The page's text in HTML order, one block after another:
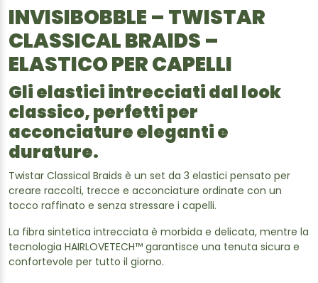
INVISIBOBBLE – TWISTAR
CLASSICAL BRAIDS –
ELASTICO PER CAPELLI
Gli elastici intrecciati dal look
classico, perfetti per
acconciature eleganti e
durature.
Twistar Classical Braids è un set da 3 elastici pensato per
creare raccolti, trecce e acconciature ordinate con un
tocco raffinato e senza stressare i capelli.
La fibra sintetica intrecciata è morbida e delicata, mentre la
tecnologia HAIRLOVETECH™ garantisce una tenuta sicura e
confortevole per tutto il giorno.